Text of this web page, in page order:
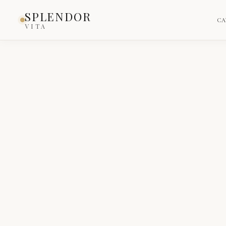
SPLENDOR
VITA